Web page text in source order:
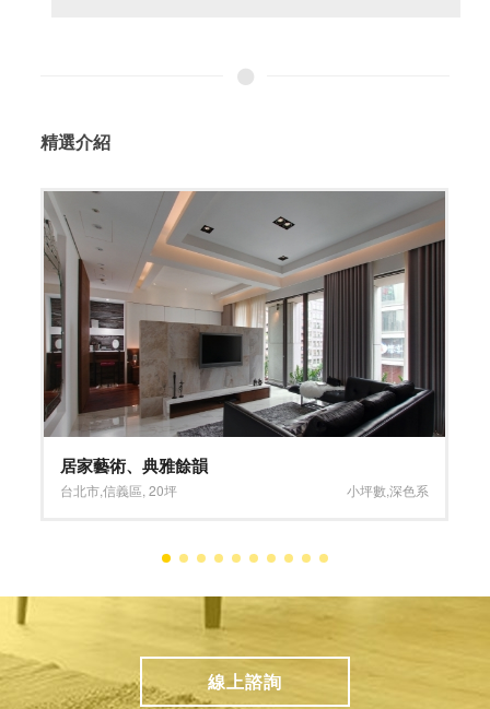
精選介紹
絕妙格局的大器落成
新北市,汐止區,50坪 褐色系,木質
線上諮詢